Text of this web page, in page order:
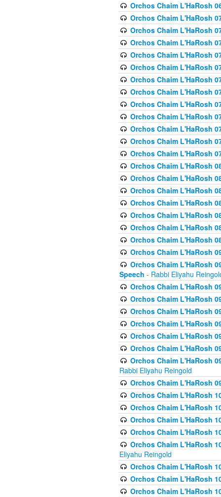
Orchos Chaim L'HaRosh
Orchos Chaim L'HaRosh
Orchos Chaim L'HaRosh
Orchos Chaim L'HaRosh
Orchos Chaim L'HaRosh
Orchos Chaim L'HaRosh
Orchos Chaim L'HaRosh
Orchos Chaim L'HaRosh
Orchos Chaim L'HaRosh
Orchos Chaim L'HaRosh
Orchos Chaim L'HaRosh
Orchos Chaim L'HaRosh
Orchos Chaim L'HaRosh
Orchos Chaim L'HaRosh
Orchos Chaim L'HaRosh
Orchos Chaim L'HaRosh
Orchos Chaim L'HaRosh
Orchos Chaim L'HaRosh
Orchos Chaim L'HaRosh
Orchos Chaim L'HaRosh
Orchos Chaim L'HaRosh
Orchos Chaim L'HaRosh
Speech - Rabbi Eliyahu
Orchos Chaim L'HaRosh
Orchos Chaim L'HaRosh
Orchos Chaim L'HaRosh
Orchos Chaim L'HaRosh
Orchos Chaim L'HaRosh
Orchos Chaim L'HaRosh
Orchos Chaim L'HaRosh
Rabbi Eliyahu Reingold
Orchos Chaim L'HaRosh
Orchos Chaim L'HaRosh
Orchos Chaim L'HaRosh
Orchos Chaim L'HaRosh
Orchos Chaim L'HaRosh
Orchos Chaim L'HaRosh
Eliyahu Reingold
Orchos Chaim L'HaRosh
Orchos Chaim L'HaRosh
Orchos Chaim L'HaRosh